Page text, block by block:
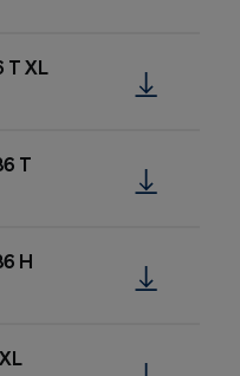
T XL
T
H